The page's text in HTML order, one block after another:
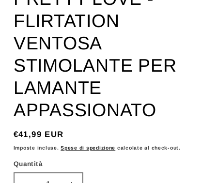
FLIRTATION
VENTOSA
STIMOLANTE PER
LAMANTE
APPASSIONATO
Prezzo
di
€41,99 EUR
Imposte incluse.Spese di spedizione calcolate al check-out.
Quantità